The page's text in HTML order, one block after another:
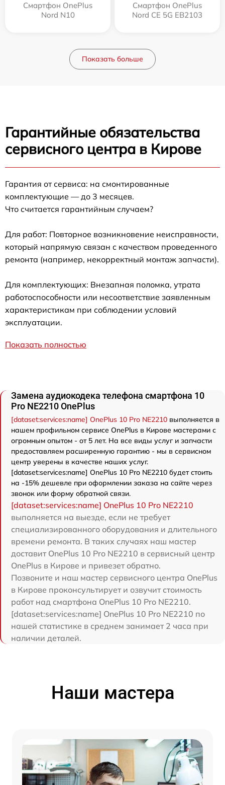
Смартфон OnePlus
Nord N10
Смартфон OnePlus
Nord CE 5G EB2103
Показать больше
Гарантийные обязательства
сервисного центра в Кирове
Гарантия от сервиса: на смонтированные
комплектующие — до 3 месяцев.
Что считается гарантийным случаем?
Для работ: Повторное возникновение неисправности,
который напрямую связан с качеством проведенного
ремонта (например, некорректный монтаж запчасти).
Для комплектующих: Внезапная поломка, утрата
работоспособности или несоответствие заявленным
характеристикам при соблюдении условий
эксплуатации.
Показать полностью
Замена аудиокодека телефона смартфона 10
Pro NE2210 OnePlus
[dataset:services:name] OnePlus 10 Pro NE2210 выполняется в
нашем профильном сервисе OnePlus в Кирове мастерами с
огромным опытом - от 5 лет. На все виды услуг и запчасти
предоставляем расширенную гарантию - мы в сервисном
центр уверены в качестве наших услуг.
[dataset:services:name] OnePlus 10 Pro NE2210 будет стоить
на -15% дешевле при оформлении заказа на сайте через
звонок или форму обратной связи.
[dataset:services:name] OnePlus 10 Pro NE2210
выполняется на выезде, если не требует
специализированного оборудования и длительного
времени ремонта. В таких случаях наш мастер
доставит OnePlus 10 Pro NE2210 в сервисный центр
OnePlus в Кирове и привезет обратно.
Позвоните и наш мастер сервисного центра OnePlus
в Кирове проконсультирует и озвучит стоимость
работ над смартфона OnePlus 10 Pro NE2210.
[dataset:services:name] OnePlus 10 Pro NE2210 по
нашей статистике в среднем занимает 2 часа при
наличии деталей.
Наши мастера